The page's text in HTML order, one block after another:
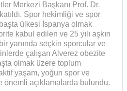
Merkezi Başkanı Prof. Dr.
Spor hekimliği ve spor
ülkesi İspanya olmak
kabul edilen ve 25 yılı aşkın
yanında seçkin sporcular ve
çalışan Alverez obezite
olmak üzere toplum
yaşam, yoğun spor ve
önemli açıklamalarda bulundu.